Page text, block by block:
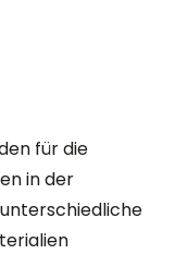
für die
in der